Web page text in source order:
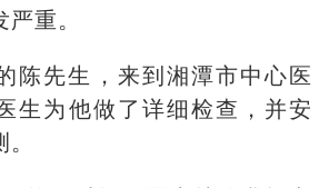
重。
陈先生，来到湘潭市中心医
生为他做了详细检查，并安